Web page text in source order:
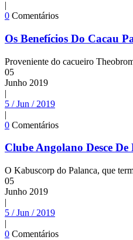
|
0 Comentários
Os Benefícios Do Cacau
Proveniente do cacueiro
05
Junho 2019
|
5 / Jun / 2019
|
0 Comentários
Clube Angolano Desce
O Kabuscorp do Palanca, que
05
Junho 2019
|
5 / Jun / 2019
|
0 Comentários